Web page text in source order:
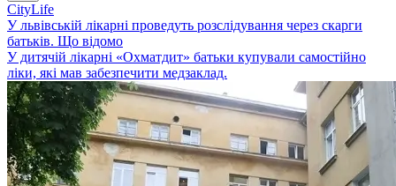
CityLife
У львівській лікарні проведуть розслідування через скарги
батьків. Що відомо
У дитячій лікарні «Охматдит» батьки купували самостійно
ліки, які мав забезпечити медзаклад.